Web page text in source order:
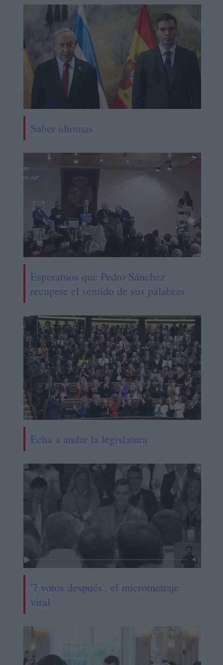
Saber idiomas
Esperamos que Pedro Sánchez
recupere el sentido de sus palabras
Echa a andar la legislatura
'7 votos después', el micrometraje
viral